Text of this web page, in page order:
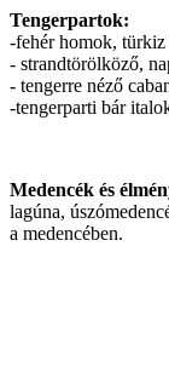
Tengerpartok:
-fehér homok,
- strandtörölköző,
- tengerre néző
-tengerparti bár
Medencék és
lagúna,
a medencében.